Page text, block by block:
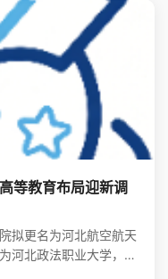
等教育布局迎新调
拟更名为河北航空航天
河北政法职业大学，标